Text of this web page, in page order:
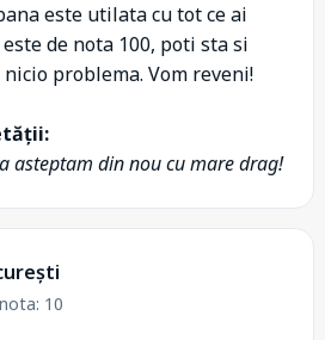
este utilata cu tot ce ai
de nota 100, poti sta si
problema. Vom reveni!
asteptam din nou cu mare drag!
10